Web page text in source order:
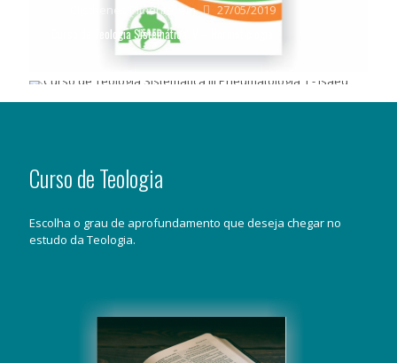
Clisthenes Pimentel em 27/05/2019
Curso de Teologia Sistemática IV – Harmatiologia
Clisthenes Pimentel 27/05/2019
Curso de Teologia Sistemática III – Pneumatologia
Curso de Teologia
Escolha o grau de aprofundamento que deseja chegar no
estudo da Teologia.